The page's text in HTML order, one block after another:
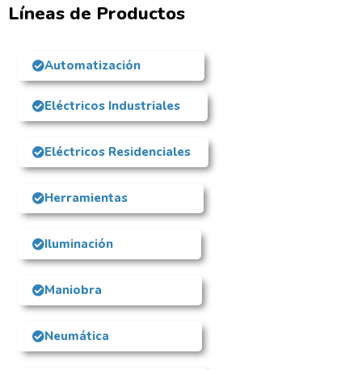
Líneas de Productos
Automatización
Eléctricos Industriales
Eléctricos Residenciales
Herramientas
Iluminación
Maniobra
Neumática